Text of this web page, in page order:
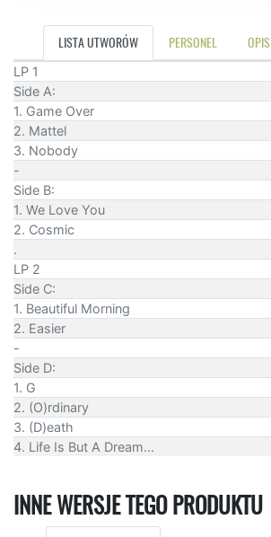
LISTA UTWORÓW PERSONEL OPIS
LP 1
Side A:
1. Game Over
2. Mattel
3. Nobody
-
Side B:
1. We Love You
2. Cosmic
.
LP 2
Side C:
1. Beautiful Morning
2. Easier
-
Side D:
1. G
2. (O)rdinary
3. (D)eath
4. Life Is But A Dream...
INNE WERSJE TEGO PRODUKTU